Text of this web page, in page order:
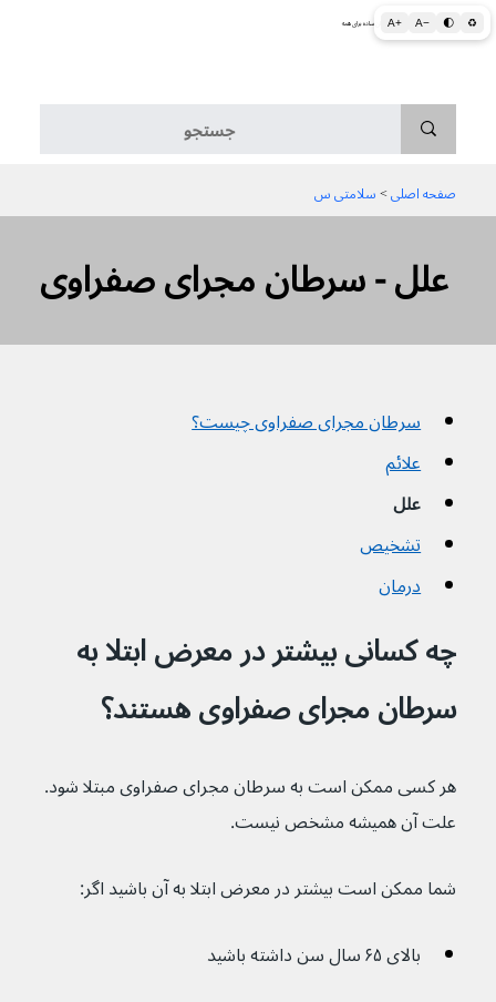
A+ A− 🌓 ♻ اطلاعات پزشکی و بهداشتی به زبان ساده برای همه
صفحه اصلی > سلامتی س
علل - سرطان مجرای صفراوی
سرطان مجرای صفراوی چیست؟
علائم
علل
تشخیص
درمان
چه کسانی بیشتر در معرض ابتلا به
سرطان مجرای صفراوی هستند؟
هر کسی ممکن است به سرطان مجرای صفراوی مبتلا شود.
علت آن همیشه مشخص نیست.
شما ممکن است بیشتر در معرض ابتلا به آن باشید اگر:
بالای ۶۵ سال سن داشته باشید